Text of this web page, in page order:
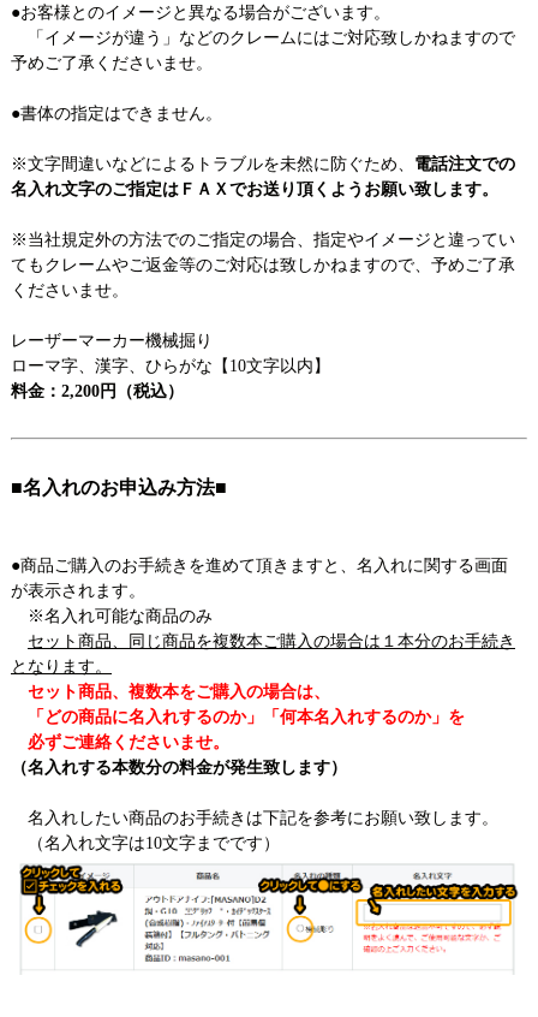
●お客様とのイメージと異なる場合がございます。
「イメージが違う」などのクレームにはご対応致しかねますので
予めご了承くださいませ。
●書体の指定はできません。
※文字間違いなどによるトラブルを未然に防ぐため、 電話注文での
名入れ文字のご指定はＦＡＸでお送り頂くようお願い致します。
※当社規定外の方法でのご指定の場合、指定やイメージと違ってい
てもクレームやご返金等のご対応は致しかねますので、予めご了承
くださいませ。
レーザーマーカー機械掘り
ローマ字、漢字、ひらがな【10文字以内】
料金：2,200円（税込）
■名入れのお申込み方法■
●商品ご購入のお手続きを進めて頂きますと、名入れに関する画面
が表示されます。
※名入れ可能な商品のみ
セット商品、同じ商品を複数本ご購入の場合は１本分のお手続き
となります。
セット商品、複数本をご購入の場合は、
「どの商品に名入れするのか」「何本名入れするのか」を
必ずご連絡くださいませ。
（名入れする本数分の料金が発生致します）
名入れしたい商品のお手続きは下記を参考にお願い致します。
（名入れ文字は10文字までです）